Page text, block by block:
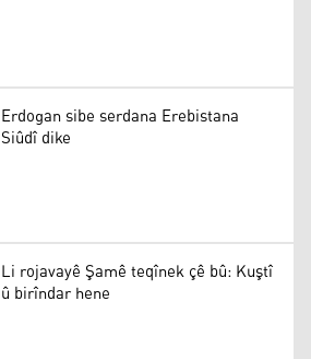
Erdogan sibe serdana Erebistana
Siûdî dike
Li rojavayê Şamê teqînek çê bû: Kuştî
û birîndar hene